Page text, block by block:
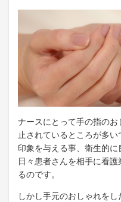
ナースにとって手の指の
止されているところが多
印象を与える事、衛生的に
日々患者さんを相手に看
るのです。
しかし手元のおしゃれを